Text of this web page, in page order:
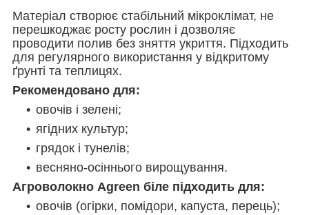
Матеріал створює стабільний мікроклімат, не
перешкоджає росту рослин і дозволяє
проводити полив без зняття укриття. Підходить
для регулярного використання у відкритому
ґрунті та теплицях.
Рекомендовано для:
овочів і зелені;
ягідних культур;
грядок і тунелів;
весняно-осіннього вирощування.
Агроволокно Agreen біле підходить для:
овочів (огірки, помідори, капуста, перець);